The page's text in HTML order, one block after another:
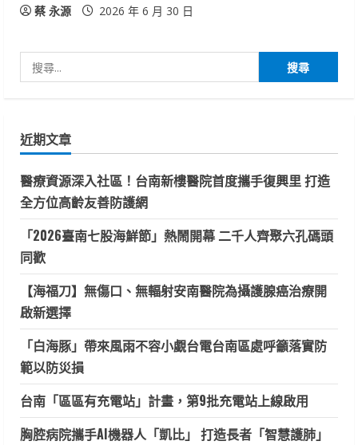
蔡 永源 2026 年 6 月 30 日
尋
字:
近期文章
醫療資源深入社區！台南新樓醫院首度攜手復興里 打造
全方位高齡友善防護網
「2026臺南七股海鮮節」熱鬧開幕 二千人齊聚六孔碼頭
同歡
【海福刀】無傷口、無輻射安南醫院為攝護腺癌治療開
啟新選擇
「白海豚」帶來風雨不容小覷台電台南區處呼籲落實防
範以防災損
台南「區區有充電站」計畫，第9批充電站上線啟用
胸腔病院攜手AI機器人「凱比」 打造長者「智慧護肺」